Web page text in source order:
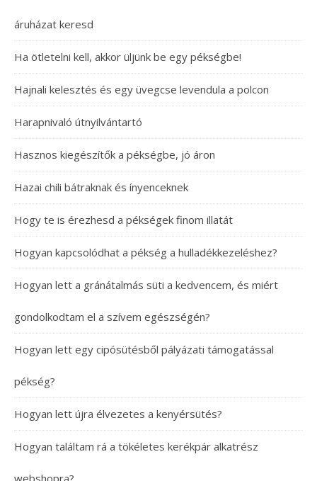
áruházat keresd
Ha ötletelni kell, akkor üljünk be egy pékségbe!
Hajnali kelesztés és egy üvegcse levendula a polcon
Harapnivaló útnyilvántartó
Hasznos kiegészítők a pékségbe, jó áron
Hazai chili bátraknak és ínyenceknek
Hogy te is érezhesd a pékségek finom illatát
Hogyan kapcsolódhat a pékség a hulladékkezeléshez?
Hogyan lett a gránátalmás süti a kedvencem, és miért
gondolkodtam el a szívem egészségén?
Hogyan lett egy cipósütésből pályázati támogatással
pékség?
Hogyan lett újra élvezetes a kenyérsütés?
Hogyan találtam rá a tökéletes kerékpár alkatrész
webshopra?